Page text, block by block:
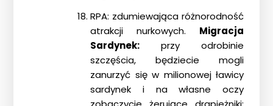
Strona główna !!!
O nas
Wyprawy Nurkowe
Gdzie i kiedy nurkować
Galeria
RPA: zdumiewająca różnorodność
atrakcji nurkowych. Migracja
Sardynek: przy odrobinie
szczęścia, będziecie mogli
zanurzyć się w milionowej ławicy
sardynek i na własne oczy